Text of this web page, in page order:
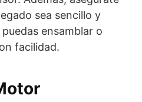
sea sencillo y
ensamblar o
facilidad.